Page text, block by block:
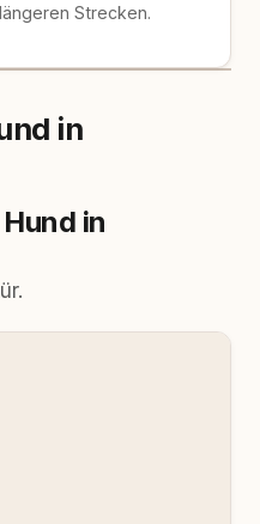
Strecken.
in
in